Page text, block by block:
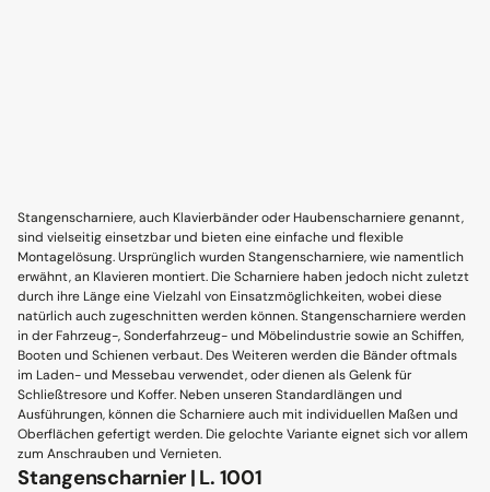
Stangenscharniere, auch Klavierbänder oder Haubenscharniere genannt,
sind vielseitig einsetzbar und bieten eine einfache und flexible
Montagelösung. Ursprünglich wurden Stangenscharniere, wie namentlich
erwähnt, an Klavieren montiert. Die Scharniere haben jedoch nicht zuletzt
durch ihre Länge eine Vielzahl von Einsatzmöglichkeiten, wobei diese
natürlich auch zugeschnitten werden können. Stangenscharniere werden
in der Fahrzeug-, Sonderfahrzeug- und Möbelindustrie sowie an Schiffen,
Booten und Schienen verbaut. Des Weiteren werden die Bänder oftmals
im Laden- und Messebau verwendet, oder dienen als Gelenk für
Schließtresore und Koffer. Neben unseren Standardlängen und
Ausführungen, können die Scharniere auch mit individuellen Maßen und
Oberflächen gefertigt werden. Die gelochte Variante eignet sich vor allem
zum Anschrauben und Vernieten.
Stangenscharnier | L. 1001